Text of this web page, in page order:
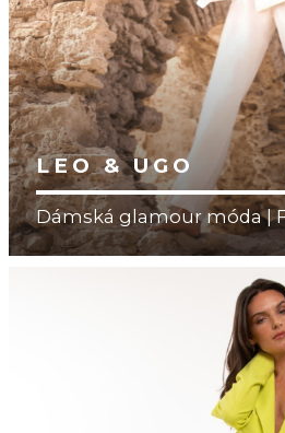
LEO & UGO
Dámská glamour móda |